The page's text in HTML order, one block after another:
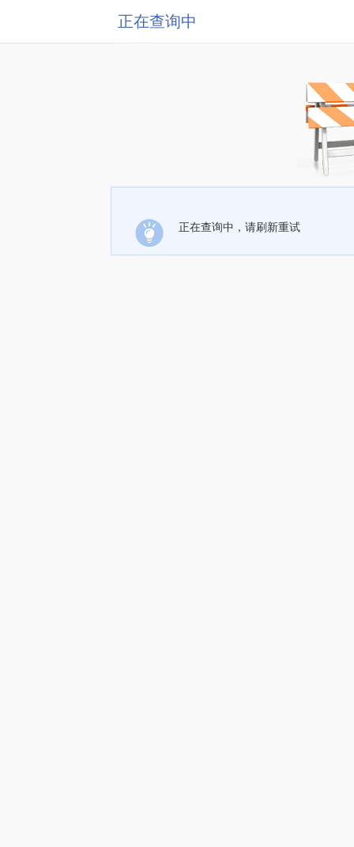
正在查询中
正在查询中，请刷新重试